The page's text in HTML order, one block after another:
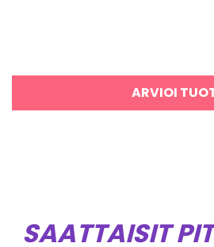
ARVIOI
SAATTAISIT